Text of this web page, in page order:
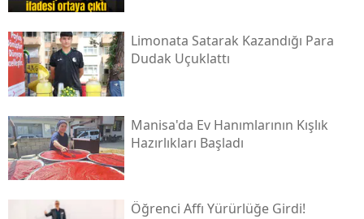
Limonata Satarak Kazandığı Para
Dudak Uçuklattı
Manisa'da Ev Hanımlarının Kışlık
Hazırlıkları Başladı
Öğrenci Affı Yürürlüğe Girdi!